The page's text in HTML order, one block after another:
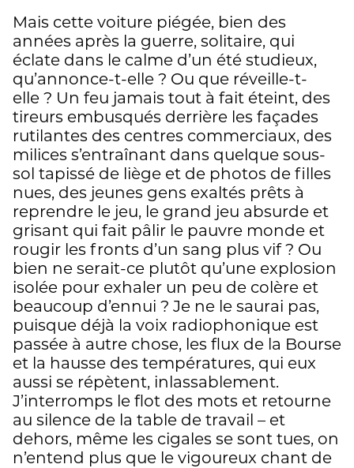
Mais cette voiture piégée, bien des
années après la guerre, solitaire, qui
éclate dans le calme d’un été studieux,
qu’annonce-t-elle ? Ou que réveille-t-
elle ? Un feu jamais tout à fait éteint, des
tireurs embusqués derrière les façades
rutilantes des centres commerciaux, des
milices s’entraînant dans quelque sous-
sol tapissé de liège et de photos de filles
nues, des jeunes gens exaltés prêts à
reprendre le jeu, le grand jeu absurde et
grisant qui fait pâlir le pauvre monde et
rougir les fronts d’un sang plus vif ? Ou
bien ne serait-ce plutôt qu’une explosion
isolée pour exhaler un peu de colère et
beaucoup d’ennui ? Je ne le saurai pas,
puisque déjà la voix radiophonique est
passée à autre chose, les flux de la Bourse
et la hausse des températures, qui eux
aussi se répètent, inlassablement.
J’interromps le flot des mots et retourne
au silence de la table de travail – et
dehors, même les cigales se sont tues, on
n’entend plus que le vigoureux chant de